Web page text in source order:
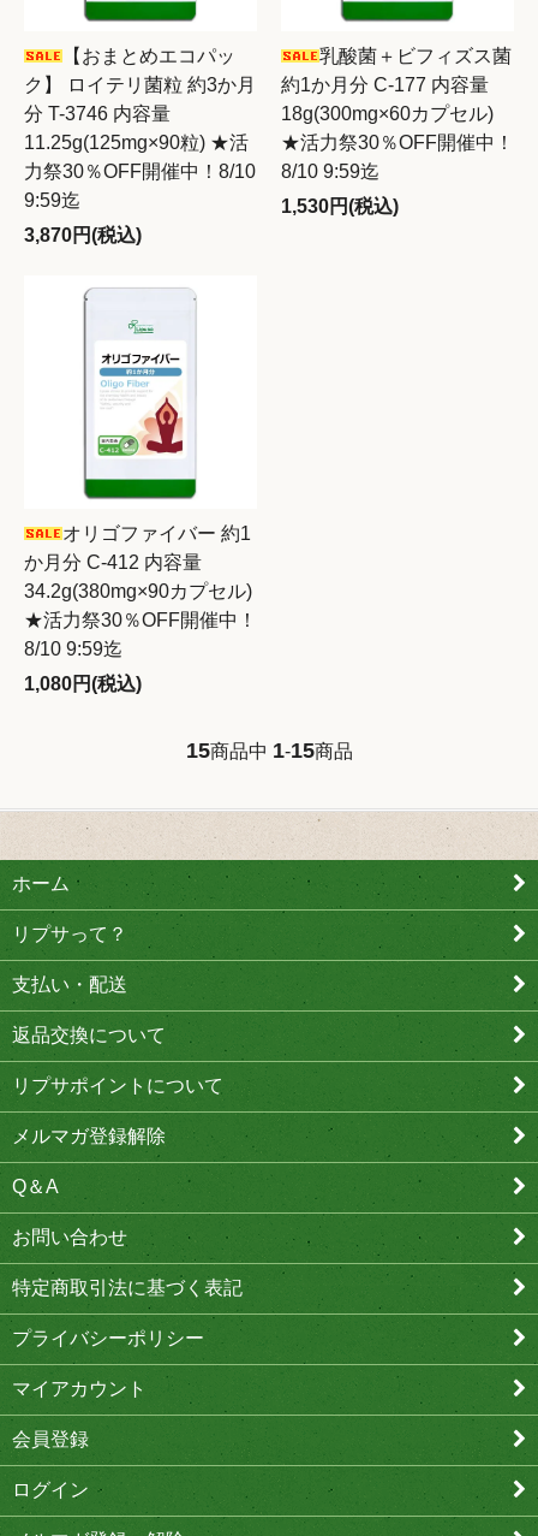
【おまとめエコパッ
ク】 ロイテリ菌粒 約3か月
分 T-3746 内容量
11.25g(125mg×90粒) ★活
力祭30％OFF開催中！8/10
9:59迄
3,870円(税込)
乳酸菌＋ビフィズス菌
約1か月分 C-177 内容量
18g(300mg×60カプセル)
★活力祭30％OFF開催中！
8/10 9:59迄
1,530円(税込)
オリゴファイバー 約1
か月分 C-412 内容量
34.2g(380mg×90カプセル)
★活力祭30％OFF開催中！
8/10 9:59迄
1,080円(税込)
15商品中 1-15商品
ホーム
リプサって？
支払い・配送
返品交換について
リプサポイントについて
メルマガ登録解除
Q＆A
お問い合わせ
特定商取引法に基づく表記
プライバシーポリシー
マイアカウント
会員登録
ログイン